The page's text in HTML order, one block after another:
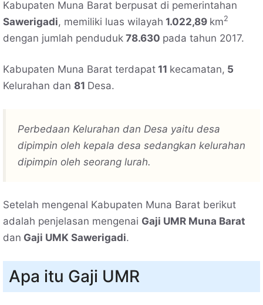
Kabupaten Muna Barat berpusat di pemerintahan
Sawerigadi, memiliki luas wilayah 1.022,89 km2
dengan jumlah penduduk 78.630 pada tahun 2017.
Kabupaten Muna Barat terdapat 11 kecamatan, 5
Kelurahan dan 81 Desa.
Perbedaan Kelurahan dan Desa yaitu desa
dipimpin oleh kepala desa sedangkan kelurahan
dipimpin oleh seorang lurah.
Setelah mengenal Kabupaten Muna Barat berikut
adalah penjelasan mengenai Gaji UMR Muna Barat
dan Gaji UMK Sawerigadi.
Apa itu Gaji UMR